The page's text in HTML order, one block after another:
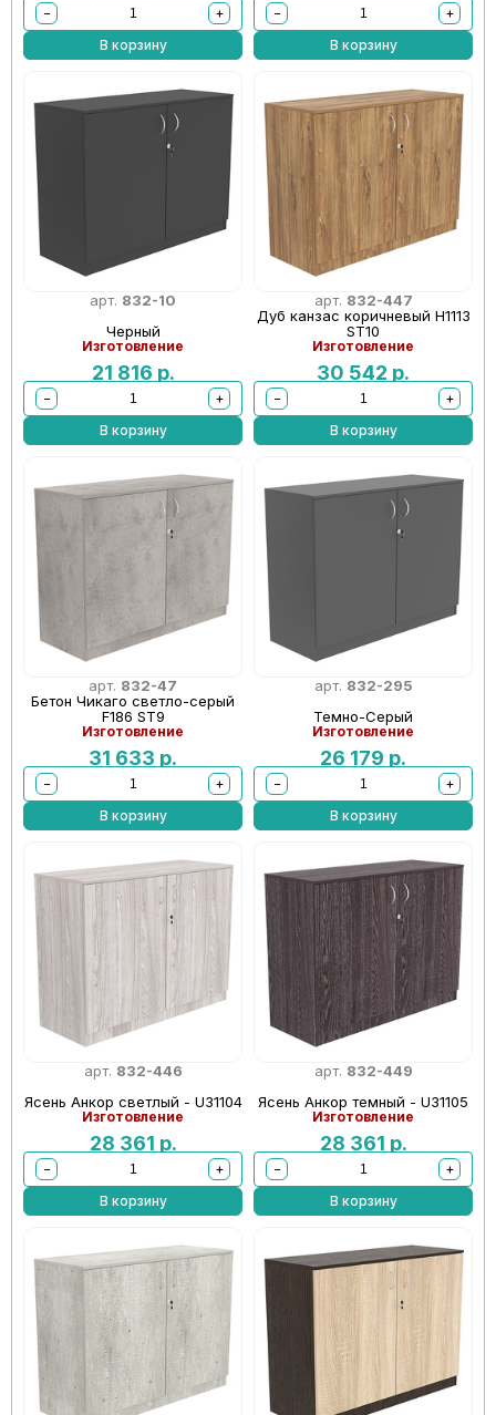
−
+
В корзину
−
+
В корзину
арт. 832-10
Черный
Изготовление
21 816 р.
−
+
В корзину
арт. 832-447
Дуб канзас коричневый Н1113
ST10
Изготовление
30 542 р.
−
+
В корзину
арт. 832-47
Бетон Чикаго светло-серый
F186 ST9
Изготовление
31 633 р.
−
+
В корзину
арт. 832-295
Темно-Серый
Изготовление
26 179 р.
−
+
В корзину
арт. 832-446
Ясень Анкор светлый - U31104
Изготовление
28 361 р.
−
+
В корзину
арт. 832-449
Ясень Анкор темный - U31105
Изготовление
28 361 р.
−
+
В корзину